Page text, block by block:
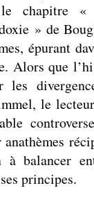
chapitre
» de
épurant
Alors que
le
à balancer
principes.